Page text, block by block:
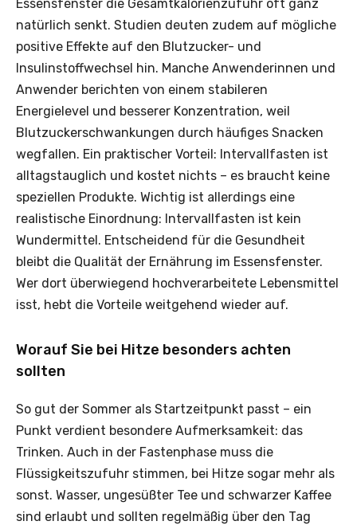
Essensfenster die Gesamtkalorienzufuhr oft ganz
natürlich senkt. Studien deuten zudem auf mögliche
positive Effekte auf den Blutzucker- und
Insulinstoffwechsel hin. Manche Anwenderinnen und
Anwender berichten von einem stabileren
Energielevel und besserer Konzentration, weil
Blutzuckerschwankungen durch häufiges Snacken
wegfallen. Ein praktischer Vorteil: Intervallfasten ist
alltagstauglich und kostet nichts – es braucht keine
speziellen Produkte. Wichtig ist allerdings eine
realistische Einordnung: Intervallfasten ist kein
Wundermittel. Entscheidend für die Gesundheit
bleibt die Qualität der Ernährung im Essensfenster.
Wer dort überwiegend hochverarbeitete Lebensmittel
isst, hebt die Vorteile weitgehend wieder auf.
Worauf Sie bei Hitze besonders achten
sollten
So gut der Sommer als Startzeitpunkt passt – ein
Punkt verdient besondere Aufmerksamkeit: das
Trinken. Auch in der Fastenphase muss die
Flüssigkeitszufuhr stimmen, bei Hitze sogar mehr als
sonst. Wasser, ungesüßter Tee und schwarzer Kaffee
sind erlaubt und sollten regelmäßig über den Tag